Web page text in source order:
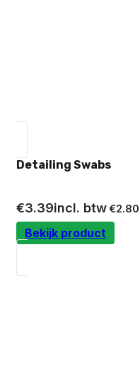
Detailing Swabs
€3.39incl. btw€2.80
Bekijk product